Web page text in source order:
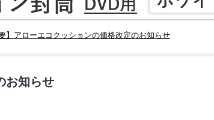
要】アローエコクッションの価格改定のお知らせ
お知らせ